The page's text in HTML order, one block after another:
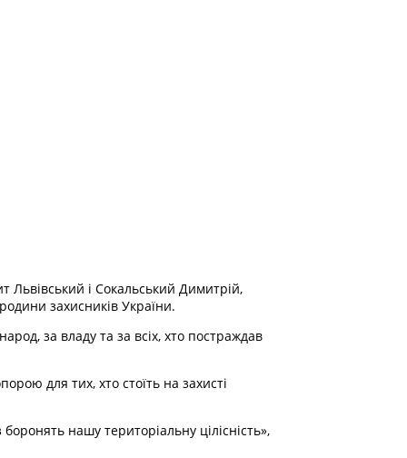
Львівський і Сокальський Димитрій,
захисників України.
за владу та за всіх, хто постраждав
для тих, хто стоїть на захисті
нашу територіальну цілісність»,